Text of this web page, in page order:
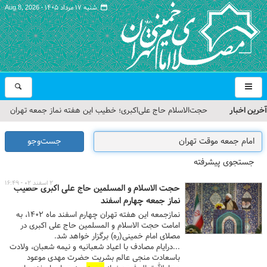
شنبه ۱۷ مرداد ۱۴۰۵ - Aug 8, 2026
آخرین اخبار
حجت‌الاسلام حاج علی‌اکبری؛ خطیب این هفته نماز جمعه تهران
مراسم بزرگداشت امام مجاهد شهید در مصلای تهران از سوی رهبر
معظم انقلاب
گزارش تصویری| مراسم بزرگداشت آقای شهید ایران
تمهیدات ترافیکی مراسم بزرگداشت رهبر شهید در مصلای تهران
جست‌وجو
جستجوی پیشرفته
حجت الاسلام و المسلمین حاج علی اکبری خطیب
نماز جمعه چهارم اسفند
نمازجمعه این هفته تهران چهارم اسفند ماه ۱۴۰۲، به
امامت حجت الاسلام و المسلمین حاج علی اکبری در
مصلای امام خمینی(ره) برگزار خواهد شد.
...درایام مصادف با اعیاد شعبانیه و نیمه شعبان، ولادت
باسعادت منجی عالم بشریت حضرت مهدی موعود
۲ اسفند ۰۲ - ۱۶:۴۹